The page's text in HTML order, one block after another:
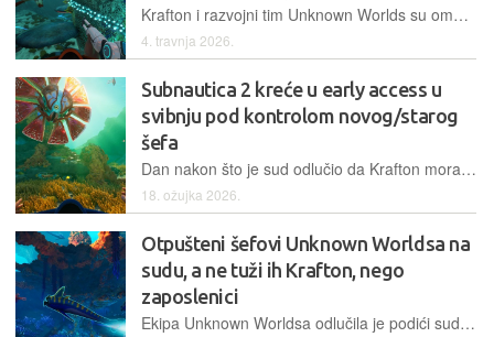
Krafton i razvojni tim Unknown Worlds su omogućili besplatno igranje prve Subnautice do 6. travnja na Epic Games Storeu i Steamu, a idući vikend takvu će priliku dobiti vlasnici Xboxa
4. travnja 2026.
Subnautica 2 kreće u early access u
svibnju pod kontrolom novog/starog
šefa
Dan nakon što je sud odlučio da Krafton mora vratiti Teda Gilla na poziciju šefa Unknown Worldsa, najavljen je ulazak Subnautice 2 u program ranog pristupa
18. ožujka 2026.
Otpušteni šefovi Unknown Worldsa na
sudu, a ne tuži ih Krafton, nego
zaposlenici
Ekipa Unknown Worldsa odlučila je podići sudsku tužbu protiv trojice bivših šefova jer su prije odlaska navodno ukrali povjerljive materijale, uključujući one vezane za Subnauticu 2